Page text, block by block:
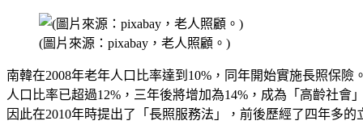
(圖片來源：pixabay，老人照顧。)
南韓在2008年老年人口比率達到10%，同年開始實施長照保險
人口比率已超過12%，三年後將增加為14%，成為「高齡社
因此在2010年時提出了「長照服務法」，前後歷經了四年多